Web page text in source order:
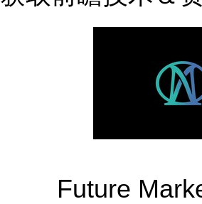
Future